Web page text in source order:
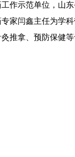
作示范单位，山
家闫鑫主任为学
推拿、预防保健